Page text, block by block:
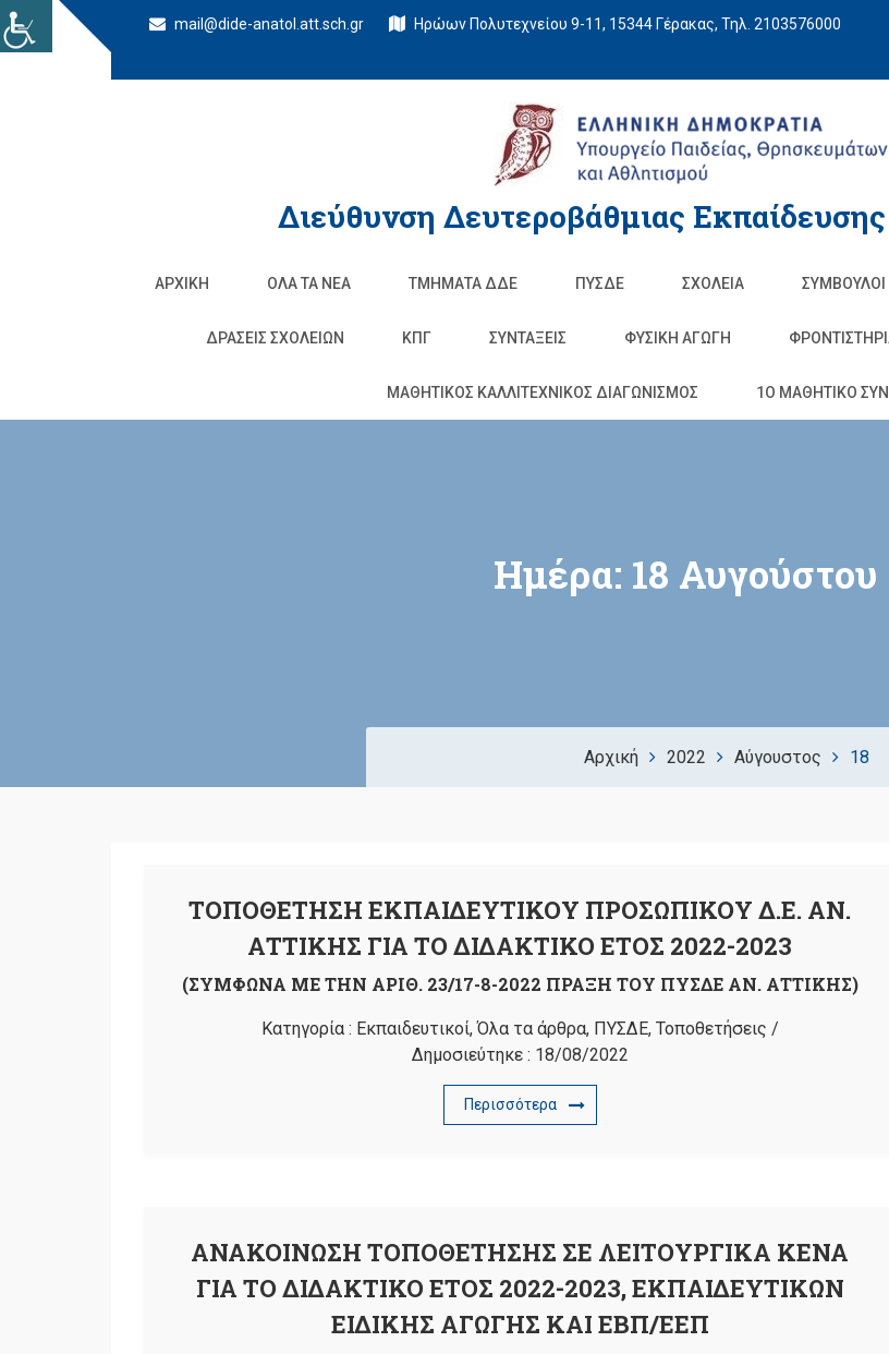
mail@dide-anatol.att.sch.gr Ηρώων Πολυτεχνείου 9-11, 15344 Γέρακας, Τηλ. 2103576000
Διεύθυνση Δευτεροβάθμιας
ΑΡΧΙΚΉ ΌΛΑ ΤΑ ΝΈΑ ΤΜΉΜΑΤΑ ΔΔΕ ΠΥΣΔΕ ΣΧΟΛΕΊΑ ΣΥΜΒΟΥΛΟΙ
ΔΡΆΣΕΙΣ ΣΧΟΛΕΊΩΝ ΚΠΓ ΣΥΝΤΑΞΕΙΣ ΦΥΣΙΚΉ ΑΓΩΓΉ
ΜΑΘΗΤΙΚΟΣ ΚΑΛΛΙΤΕΧΝΙΚΟΣ ΔΙΑΓΩΝΙΣΜΟΣ 1O ΜΑΘΗΤΙΚΟ
Ημέρα: 18 Αυγούστου
Αρχική 2022 Αύγουστος 18
ΤΟΠΟΘΕΤΗΣΗ ΕΚΠΑΙΔΕΥΤΙΚΟΥ ΠΡΟΣΩΠΙΚΟΥ Δ.Ε. ΑΝ.
ΑΤΤΙΚΗΣ ΓΙΑ ΤΟ ΔΙΔΑΚΤΙΚΟ ΕΤΟΣ 2022-2023
(ΣΥΜΦΩΝΑ ΜΕ ΤΗΝ ΑΡΙΘ. 23/17-8-2022 ΠΡΑΞΗ ΤΟΥ ΠΥΣΔΕ ΑΝ. ΑΤΤΙΚΗΣ)
Κατηγορία : Εκπαιδευτικοί,Όλα τα άρθρα, ΠΥΣΔΕ, Τοποθετήσεις /
Δημοσιεύτηκε : 18/08/2022
Περισσότερα
ΑΝΑΚΟΙΝΩΣΗ ΤΟΠΟΘΕΤΗΣΗΣ ΣΕ ΛΕΙΤΟΥΡΓΙΚΑ ΚΕΝΑ
ΓΙΑ ΤΟ ΔΙΔΑΚΤΙΚΟ ΕΤΟΣ 2022-2023, ΕΚΠΑΙΔΕΥΤΙΚΩΝ
ΕΙΔΙΚΗΣ ΑΓΩΓΗΣ ΚΑΙ ΕΒΠ/ΕΕΠ